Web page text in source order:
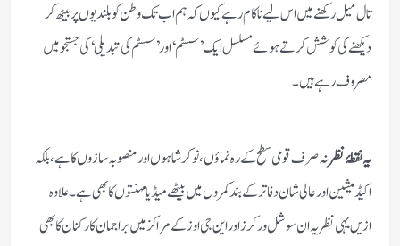
تال میل رکھنے میں اس لیے ناکام رہے کیوں کہ ہم اب تک وطن کو بلندیوں پر بیٹھ کر
دیکھنے کی کوشش کرتے ہوئے مسلسل ایک’ سسٹم‘اور ’سسٹم کی تبدیلی‘کی جستجو میں
مصروف رہے ہیں۔
یہ نقطۂ نظرنہ صرف قومی سطح کے رہ نماؤں ،نوکر شاہوں اور منصوبہ سازوں کا ہے ،بلکہ
اکیڈمیشین اور عالی شان دفاتر کے بندکمروں میں بیٹھے میڈیا مہنتوں کا بھی ہے۔علاوہ
ازیں یہی نظریہ ان سوشل ورکرز اور این جی اوز کے مراکز میں براجمان کارکنان کا بھی